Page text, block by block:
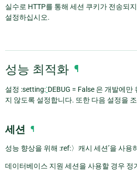
실수로 HTTP를 통해 세션 쿠키가 전송되
설정하십시오.
성능 최적화 ¶
설정 :setting:`DEBUG = False 은 개발에
지 않도록 설정합니다. 또한 다음 설정을
세션 ¶
성능 향상을 위해 :ref:〉캐시 세션’을 사용
데이터베이스 지원 세션을 사용할 경우 정